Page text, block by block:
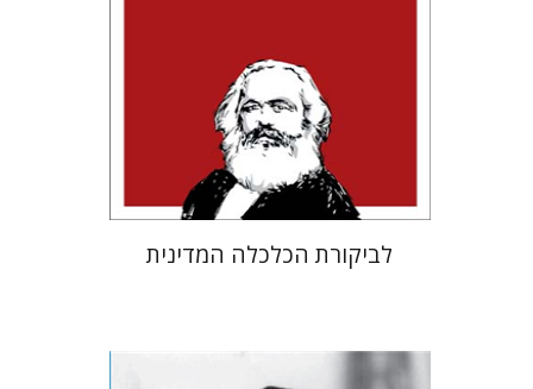
הנחת אתר ספר מודפס
$27
$24
לביקורת הכלכלה המדינית